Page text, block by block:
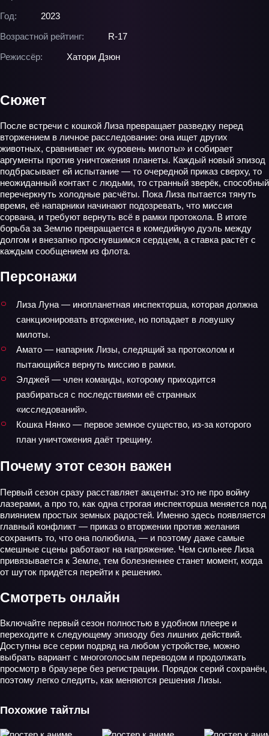
Год:
2023
Возрастной рейтинг:
R-17
Режиссёр:
Хатори Дзюн
Сюжет
После встречи с кошкой Лиза превращает разведку перед
вторжением в личное расследование: она ищет других
животных, сравнивает их «уровень милоты» и собирает
аргументы против уничтожения планеты. Каждый новый эпизод
подбрасывает ей испытание — то очередной приказ сверху, то
неожиданный контакт с людьми, то странный зверёк, способный
перечеркнуть холодные расчёты. Пока Лиза пытается тянуть
время, её напарники начинают подозревать, что миссия
сорвана, и требуют вернуть всё в рамки протокола. В итоге
борьба за Землю превращается в комедийную дуэль между
долгом и внезапно проснувшимся сердцем, а ставка растёт с
каждым сообщением из флота.
Персонажи
Лиза Луна — инопланетная инспекторша, которая должна
санкционировать вторжение, но попадает в ловушку
милоты.
Амато — напарник Лизы, следящий за протоколом и
пытающийся вернуть миссию в рамки.
Элджей — член команды, которому приходится
разбираться с последствиями её странных
«исследований».
Кошка Нянко — первое земное существо, из-за которого
план уничтожения даёт трещину.
Почему этот сезон важен
Первый сезон сразу расставляет акценты: это не про войну
лазерами, а про то, как одна строгая инспекторша меняется под
влиянием простых земных радостей. Именно здесь появляется
главный конфликт — приказ о вторжении против желания
сохранить то, что она полюбила, — и поэтому даже самые
смешные сцены работают на напряжение. Чем сильнее Лиза
привязывается к Земле, тем болезненнее станет момент, когда
от шуток придётся перейти к решению.
Смотреть онлайн
Включайте первый сезон полностью в удобном плеере и
переходите к следующему эпизоду без лишних действий.
Доступны все серии подряд на любом устройстве, можно
выбрать вариант с многоголосым переводом и продолжать
просмотр в браузере без регистрации. Порядок серий сохранён,
поэтому легко следить, как меняются решения Лизы.
Похожие тайтлы